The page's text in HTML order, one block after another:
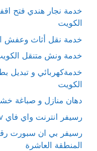
خدمة نجار هندي فتح
الكويت
خدمة نقل أثاث وعفش
خدمة ونش متنقل
خدمةكهربائي و تبديل
الكويت
دهان منازل و صباغة
رسيفر انترنت واي فاي iptv خدمة فني ستلايت المنقف
رسيفر بي ان سبورت
المنطقة العاشرة